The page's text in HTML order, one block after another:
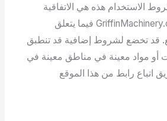
الاستخدام هذه هي الاتفاقية
الكاملة بينك وبين GriffinMachinery.com فيما يتعلق
قد تخضع لشروط إضافية قد تنطبق
أو مواد معينة في مناطق معينة في
اتباع رابط من هذا الموقع